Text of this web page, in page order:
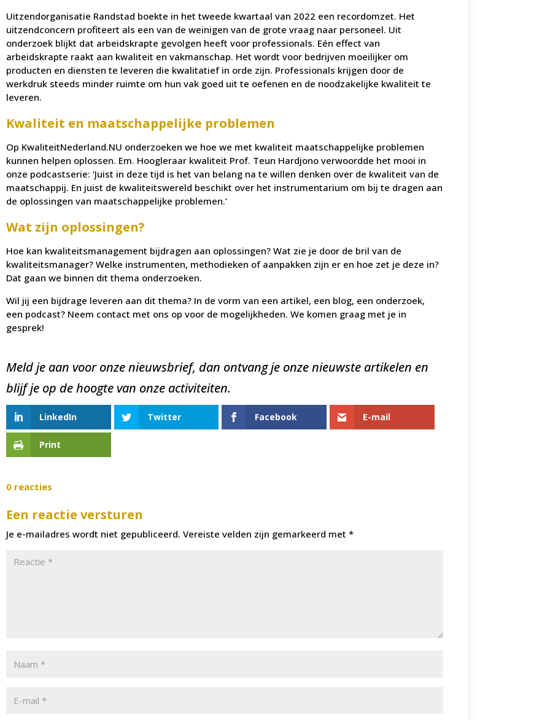
Uitzendorganisatie Randstad boekte in het tweede kwartaal van 2022 een recordomzet. Het
uitzendconcern profiteert als een van de weinigen van de grote vraag naar personeel. Uit
onderzoek blijkt dat arbeidskrapte gevolgen heeft voor professionals. Eén effect van
arbeidskrapte raakt aan kwaliteit en vakmanschap. Het wordt voor bedrijven moeilijker om
producten en diensten te leveren die kwalitatief in orde zijn. Professionals krijgen door de
werkdruk steeds minder ruimte om hun vak goed uit te oefenen en de noodzakelijke kwaliteit te
leveren.
Kwaliteit en maatschappelijke problemen
Op KwaliteitNederland.NU onderzoeken we hoe we met kwaliteit maatschappelijke problemen
kunnen helpen oplossen. Em. Hoogleraar kwaliteit Prof. Teun Hardjono verwoordde het mooi in
onze podcastserie: ‘Juist in deze tijd is het van belang na te willen denken over de kwaliteit van de
maatschappij. En juist de kwaliteitswereld beschikt over het instrumentarium om bij te dragen aan
de oplossingen van maatschappelijke problemen.’
Wat zijn oplossingen?
Hoe kan kwaliteitsmanagement bijdragen aan oplossingen? Wat zie je door de bril van de
kwaliteitsmanager? Welke instrumenten, methodieken of aanpakken zijn er en hoe zet je deze in?
Dat gaan we binnen dit thema onderzoeken.
Wil jij een bijdrage leveren aan dit thema? In de vorm van een artikel, een blog, een onderzoek,
een podcast? Neem contact met ons op voor de mogelijkheden. We komen graag met je in
gesprek!
Meld je aan voor onze nieuwsbrief, dan ontvang je onze nieuwste artikelen en
blijf je op de hoogte van onze activiteiten.
LinkedIn Twitter Facebook E-mail
Print
0 reacties
Een reactie versturen
Je e-mailadres wordt niet gepubliceerd. Vereiste velden zijn gemarkeerd met *